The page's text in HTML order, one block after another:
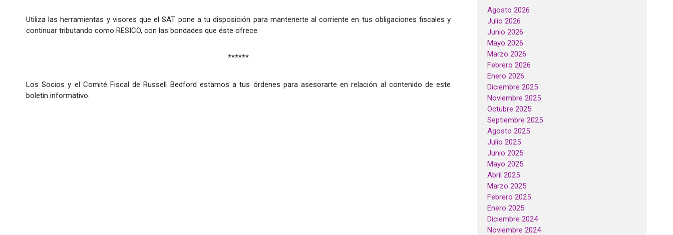
Utiliza las herramientas y visores que el SAT pone a tu disposición para mantenerte al corriente en tus obligaciones fiscales y
continuar tributando como RESICO, con las bondades que éste ofrece.
******
Los Socios y el Comité Fiscal de Russell Bedford estamos a tus órdenes para asesorarte en relación al contenido de este
boletín informativo.
Agosto 2026
Julio 2026
Junio 2026
Mayo 2026
Marzo 2026
Febrero 2026
Enero 2026
Diciembre 2025
Noviembre 2025
Octubre 2025
Septiembre 2025
Agosto 2025
Julio 2025
Junio 2025
Mayo 2025
Abril 2025
Marzo 2025
Febrero 2025
Enero 2025
Diciembre 2024
Noviembre 2024